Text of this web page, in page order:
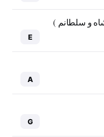
و سلطانم )
E
A
G